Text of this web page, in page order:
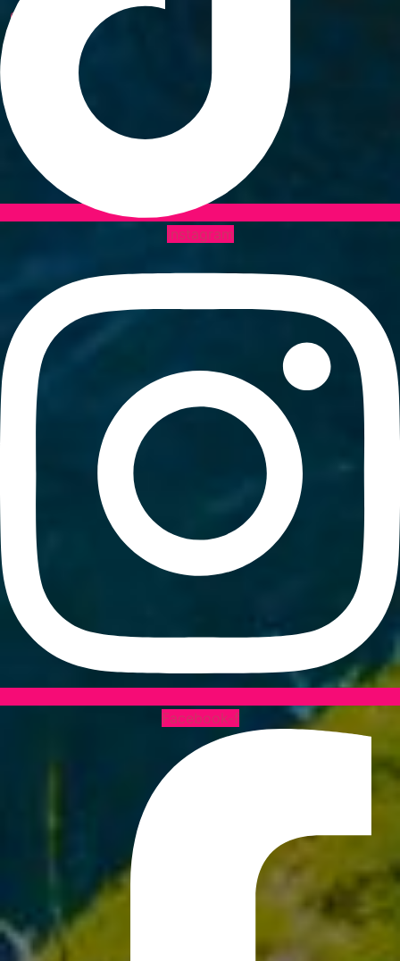
Instagram
Facebook-f